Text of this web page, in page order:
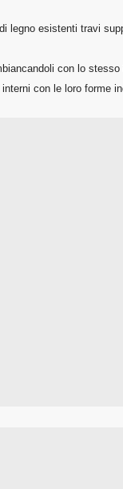
legno esistenti travi
con lo stesso
con le loro forme